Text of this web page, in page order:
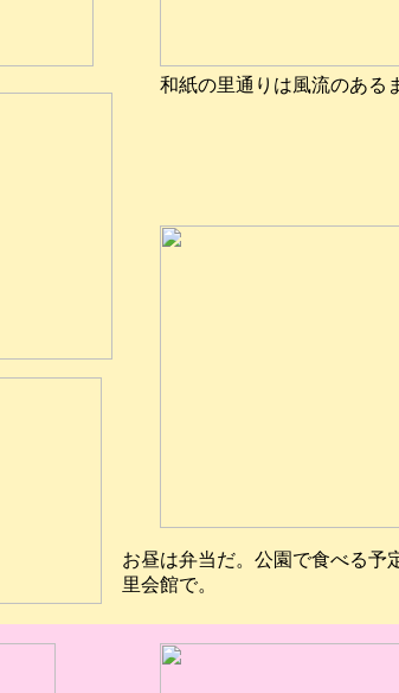
和紙の里通りは風流のある
お昼は弁当だ。公園で食べる予
里会館で。